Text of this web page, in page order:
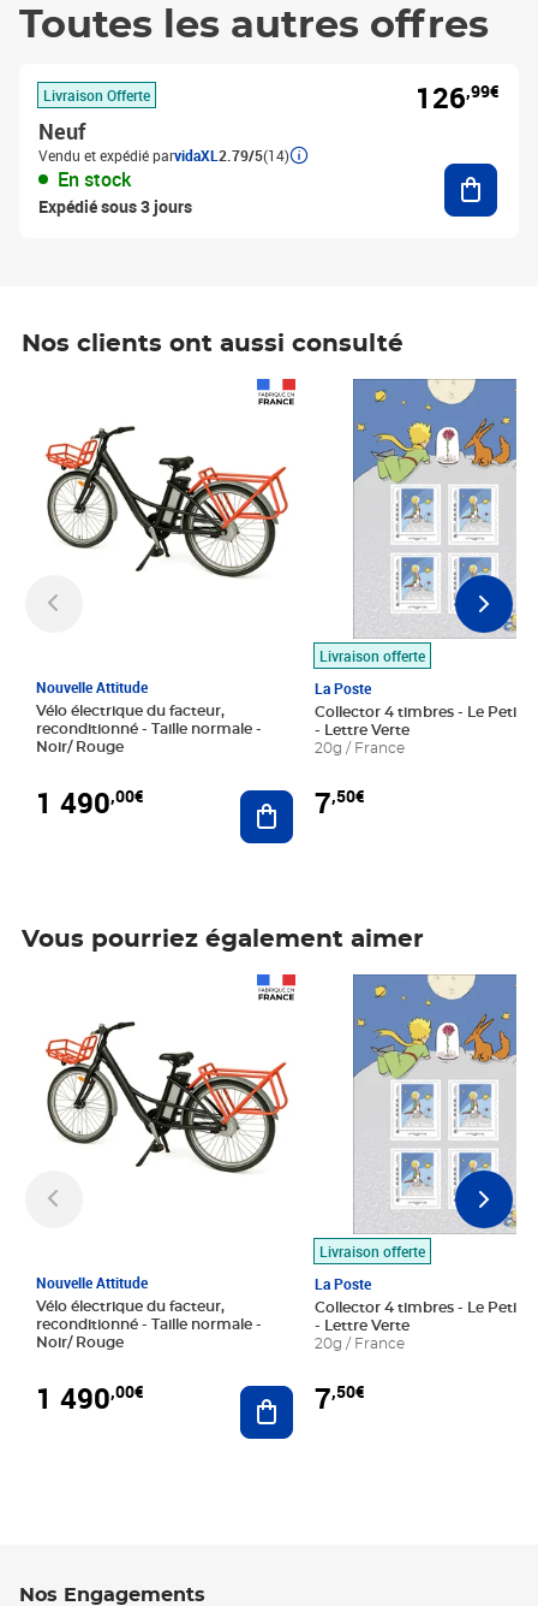
Toutes les autres offres
Livraison Offerte
Neuf
Vendu et expédié parvidaXL 2.79/5(14)
En stock
Expédié sous 3 jours
126,99€
Nos clients ont aussi consulté
Nouvelle Attitude
Vélo électrique du facteur,
reconditionné - Taille normale -
Noir/ Rouge
1 490,00€ Ajouter au panier
Livraison offerte
La Poste
Collector 4 timbres - Le Petit
- Lettre Verte
20g / France
7,50€
Prix 7,50€
Vous pourriez également aimer
Nouvelle Attitude
Vélo électrique du facteur,
reconditionné - Taille normale -
Noir/ Rouge
1 490,00€ Ajouter au panier
Livraison offerte
La Poste
Collector 4 timbres - Le Petit
- Lettre Verte
20g / France
7,50€
Prix 7,50€
Nos Engagements